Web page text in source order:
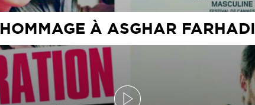
HOMMAGE À ASGHAR FARHADI